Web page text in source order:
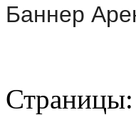
Баннер
Страницы: